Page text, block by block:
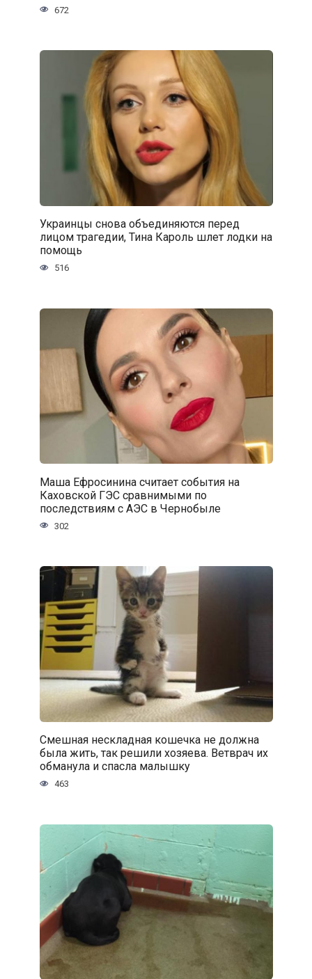
672
Украинцы снова объединяются перед
лицом трагедии, Тина Кароль шлет лодки на
помощь
516
Маша Ефросинина считает события на
Каховской ГЭС сравнимыми по
последствиям с АЭС в Чернобыле
302
Смешная нескладная кошечка не должна
была жить, так решили хозяева. Ветврач их
обманула и спасла малышку
463